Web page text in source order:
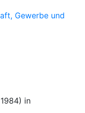
Gewerbe und
in